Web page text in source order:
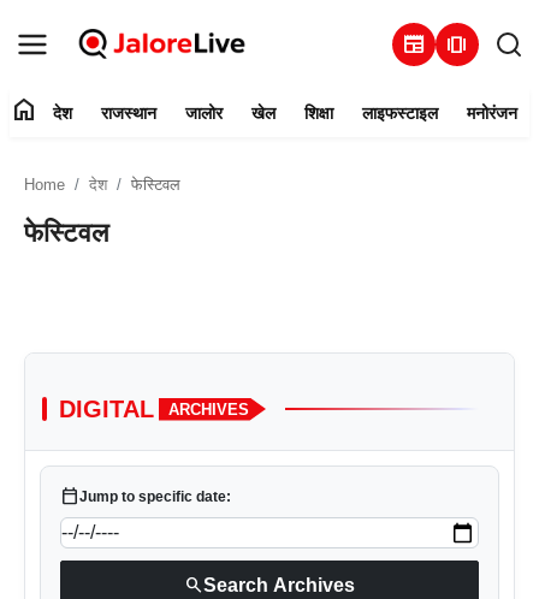
newspaper amp_stories
संपर्क करें
जालोर
खेल
लाइफस्टाइल
home देश राजस्थान जालोर खेल शिक्षा लाइफस्टाइल मनोरंजन
Home देश फेस्टिवल
फेस्टिवल
DIGITAL ARCHIVES
calendar_todayJump to specific date:
searchSearch Archives